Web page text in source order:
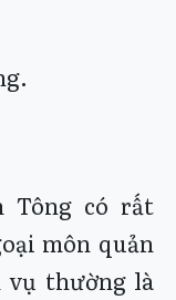
Tông có rất
môn quản
vụ thường là